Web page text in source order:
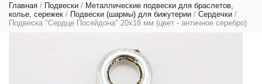
Главная / Подвески / Металлические подвески для браслетов,
колье, сережек / Подвески (шармы) для бижутерии / Сердечки /
Подвеска "Сердце Посейдона" 20х18 мм (цвет - античное серебро)